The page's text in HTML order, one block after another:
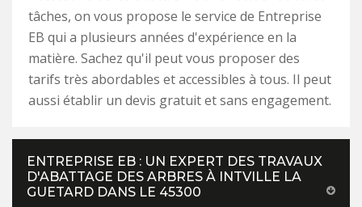
tâches, on vous propose le service de Entreprise
EB qui a plusieurs années d'expérience en la
matière. Sachez qu'il peut vous proposer des
tarifs très abordables et accessibles à tous. Il peut
aussi établir un devis gratuit et sans engagement.
ENTREPRISE EB : UN EXPERT DES TRAVAUX
D'ABATTAGE DES ARBRES À INTVILLE LA
GUETARD DANS LE 45300